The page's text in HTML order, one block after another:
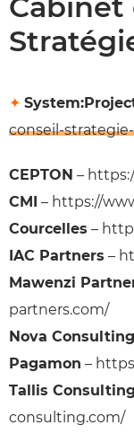
✦
conseil-
CEPTON –
CMI – https://
Courcelles –
IAC Partners –
Mawenzi
partners.com/
Nova Consulting
Pagamon –
Tallis Consulting
consulting.com/